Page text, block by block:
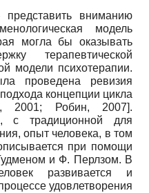
вниманию
модель
могла бы оказывать
терапевтической
модели психотерапии.
проведена ревизия
концепции цикла
2001; Робин, 2007].
с традиционной для
опыт человека, в том
при помощи
и Ф. Перлзом. В
развивается и
удовлетворения